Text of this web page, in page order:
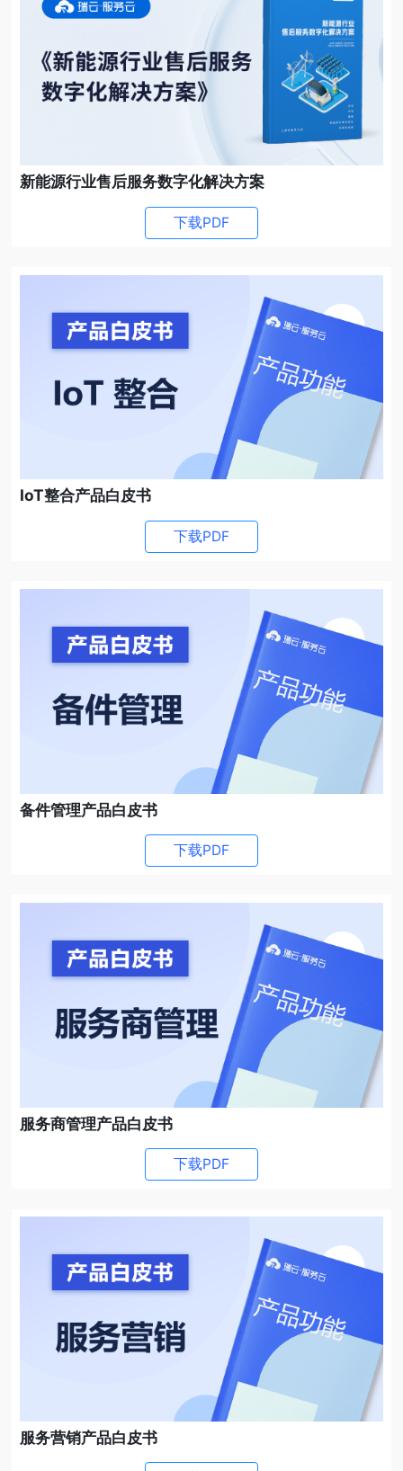
新能源行业售后服务数字化解决方案
下载PDF
IoT整合产品白皮书
下载PDF
备件管理产品白皮书
下载PDF
服务商管理产品白皮书
下载PDF
服务营销产品白皮书